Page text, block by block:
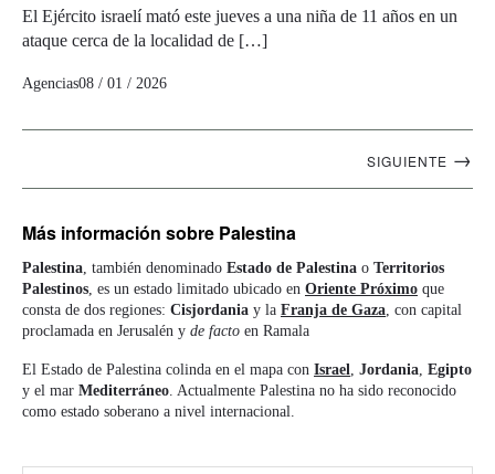
El Ejército israelí mató este jueves a una niña de 11 años en un
ataque cerca de la localidad de […]
Agencias08 / 01 / 2026
SIGUIENTE →
Más información sobre Palestina
Palestina, también denominado Estado de Palestina o Territorios
Palestinos, es un estado limitado ubicado en Oriente Próximo que
consta de dos regiones: Cisjordania y la Franja de Gaza, con capital
proclamada en Jerusalén y de facto en Ramala
El Estado de Palestina colinda en el mapa con Israel, Jordania, Egipto
y el mar Mediterráneo. Actualmente Palestina no ha sido reconocido
como estado soberano a nivel internacional.